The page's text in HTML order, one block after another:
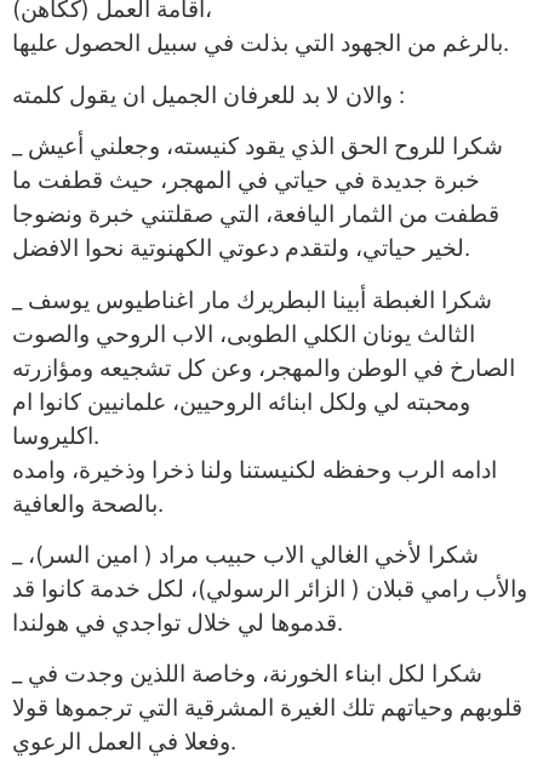
اقامة العمل (ككاهن)،
بالرغم من الجهود التي بذلت في سبيل الحصول عليها.
والان لا بد للعرفان الجميل ان يقول كلمته :
خبرة جديدة في حياتي في المهجر، حيث قطفت ما
قطفت من الثمار اليافعة، التي صقلتني خبرة ونضوجا
لخير حياتي، ولتقدم دعوتي الكهنوتية نحوا الافضل.
الثالث يونان الكلي الطوبى، الاب الروحي والصوت
الصارخ في الوطن والمهجر، وعن كل تشجيعه ومؤازرته
ومحبته لي ولكل ابنائه الروحيين، علمانيين كانوا ام
اكليروسا.
ادامه الرب وحفظه لكنيستنا ولنا ذخرا وذخيرة، وامده
بالصحة والعافية.
والأب رامي قبلان ( الزائر الرسولي)، لكل خدمة كانوا قد
قدموها لي خلال تواجدي في هولندا.
قلوبهم وحياتهم تلك الغيرة المشرقية التي ترجموها قولا
وفعلا في العمل الرعوي.